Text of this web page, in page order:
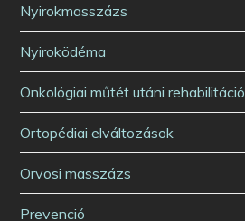
Nyirokmasszázs
Nyiroködéma
Onkológiai műtét utáni rehabilitáció
Ortopédiai elváltozások
Orvosi masszázs
Prevenció